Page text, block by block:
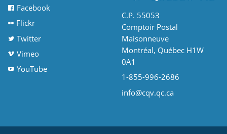
Facebook
Flickr
Twitter
Vimeo
YouTube
C.P. 55053
Comptoir Postal
Maisonneuve
Montréal, Québec H1W
0A1
1-855-996-2686
info@cqv.qc.ca